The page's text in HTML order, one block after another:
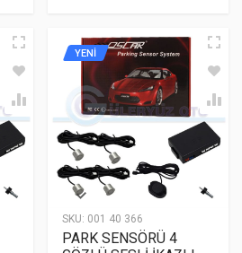
SKU: 001 40 366
YENİ
PARK SENSÖRÜ 4